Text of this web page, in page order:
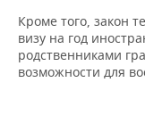
Кроме того, закон
визу на год
родственниками
возможности для